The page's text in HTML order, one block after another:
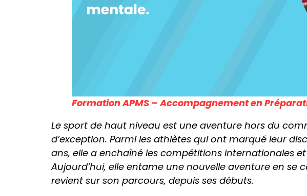
Formation APMS – Accompagnement en
Le sport de haut niveau est une aventure hors du
d’exception. Parmi les athlètes qui ont marqué leur
ans, elle a enchaîné les compétitions internationales
Aujourd’hui, elle entame une nouvelle aventure en se
revient sur son parcours, depuis ses débuts.